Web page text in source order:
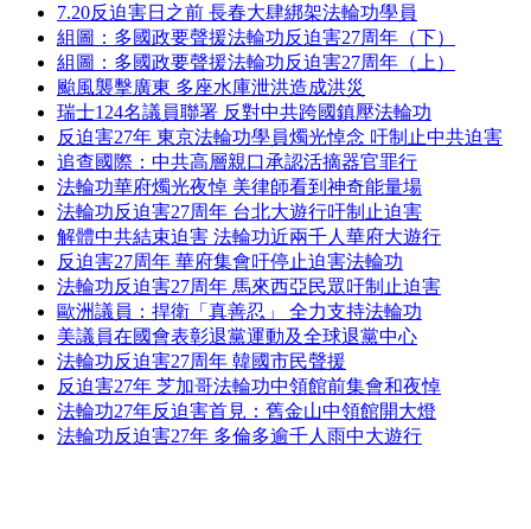
7.20反迫害日之前 長春大肆綁架法輪功學員
組圖：多國政要聲援法輪功反迫害27周年（下）
組圖：多國政要聲援法輪功反迫害27周年（上）
颱風襲擊廣東 多座水庫泄洪造成洪災
瑞士124名議員聯署 反對中共跨國鎮壓法輪功
反迫害27年 東京法輪功學員燭光悼念 吁制止中共迫害
追查國際：中共高層親口承認活摘器官罪行
法輪功華府燭光夜悼 美律師看到神奇能量場
法輪功反迫害27周年 台北大遊行吁制止迫害
解體中共結束迫害 法輪功近兩千人華府大遊行
反迫害27周年 華府集會吁停止迫害法輪功
法輪功反迫害27周年 馬來西亞民眾吁制止迫害
歐洲議員：捍衛「真善忍」 全力支持法輪功
美議員在國會表彰退黨運動及全球退黨中心
法輪功反迫害27周年 韓國市民聲援
反迫害27年 芝加哥法輪功中領館前集會和夜悼
法輪功27年反迫害首見：舊金山中領館開大燈
法輪功反迫害27年 多倫多逾千人雨中大遊行